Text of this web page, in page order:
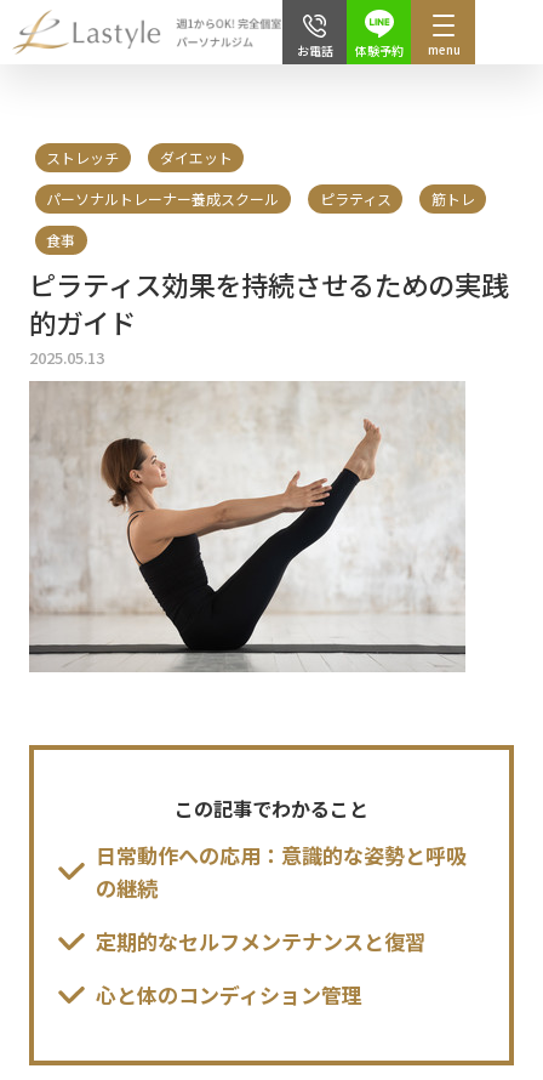
お電話 体験予約 menu
ストレッチ
ダイエット
パーソナルトレーナー養成スクール
ピラティス
筋トレ
食事
ピラティス効果を持続させるための実践
的ガイド
2025.05.13
この記事でわかること
日常動作への応用：意識的な姿勢と呼吸
の継続
定期的なセルフメンテナンスと復習
心と体のコンディション管理